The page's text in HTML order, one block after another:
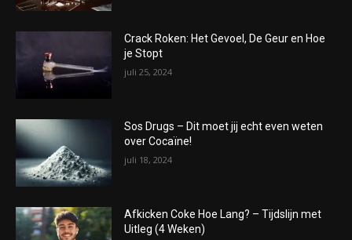
Crack Roken: Het Gevoel, De Geur en Hoe
je Stopt
juli 25, 2024
Sos Drugs – Dit moet jij echt even weten
over Cocaïne!
juli 18, 2024
Afkicken Coke Hoe Lang? – Tijdslijn met
Uitleg (4 Weken)